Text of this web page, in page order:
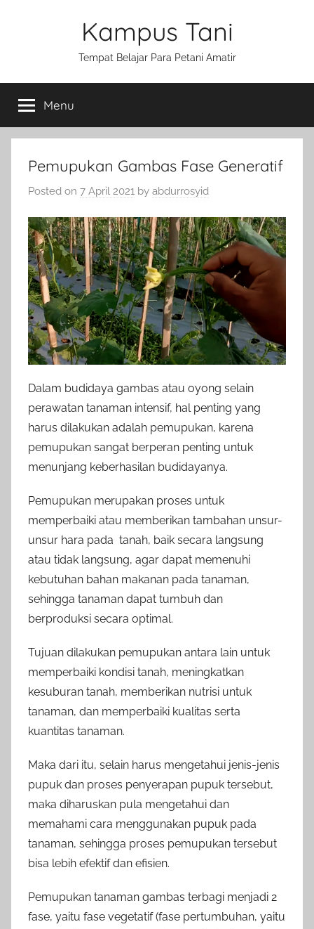
Kampus Tani
Tempat Belajar Para Petani Amatir
Menu
Pemupukan Gambas Fase Generatif
Posted on 7 April 2021 by abdurrosyid
Dalam budidaya gambas atau oyong selain
perawatan tanaman intensif, hal penting yang
harus dilakukan adalah pemupukan, karena
pemupukan sangat berperan penting untuk
menunjang keberhasilan budidayanya.
Pemupukan merupakan proses untuk
memperbaiki atau memberikan tambahan unsur-
unsur hara pada tanah, baik secara langsung
atau tidak langsung, agar dapat memenuhi
kebutuhan bahan makanan pada tanaman,
sehingga tanaman dapat tumbuh dan
berproduksi secara optimal.
Tujuan dilakukan pemupukan antara lain untuk
memperbaiki kondisi tanah, meningkatkan
kesuburan tanah, memberikan nutrisi untuk
tanaman, dan memperbaiki kualitas serta
kuantitas tanaman.
Maka dari itu, selain harus mengetahui jenis-jenis
pupuk dan proses penyerapan pupuk tersebut,
maka diharuskan pula mengetahui dan
memahami cara menggunakan pupuk pada
tanaman, sehingga proses pemupukan tersebut
bisa lebih efektif dan efisien.
Pemupukan tanaman gambas terbagi menjadi 2
fase, yaitu fase vegetatif (fase pertumbuhan, yaitu